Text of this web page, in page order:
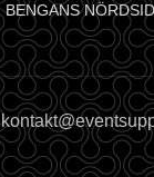
BENGANS